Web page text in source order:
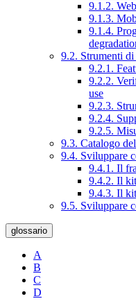
9.1.2.
9.1.3.
9.1.4.
9.2. Strumenti
9.2.1.
9.2.2.
use
9.2.3.
9.2.4.
9.2.5.
9.3. Catalogo
9.4. Sviluppare
9.4.1. Il
9.4.2. Il
9.4.3. Il
9.5. Sviluppare
glossario
A
B
C
D